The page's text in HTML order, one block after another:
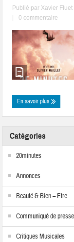
Publié par Xavier Fluet
0 commentaire
En savoir plus
Catégories
20minutes
Annonces
Beauté & Bien – Etre
Communiqué de presse
Critiques Musicales